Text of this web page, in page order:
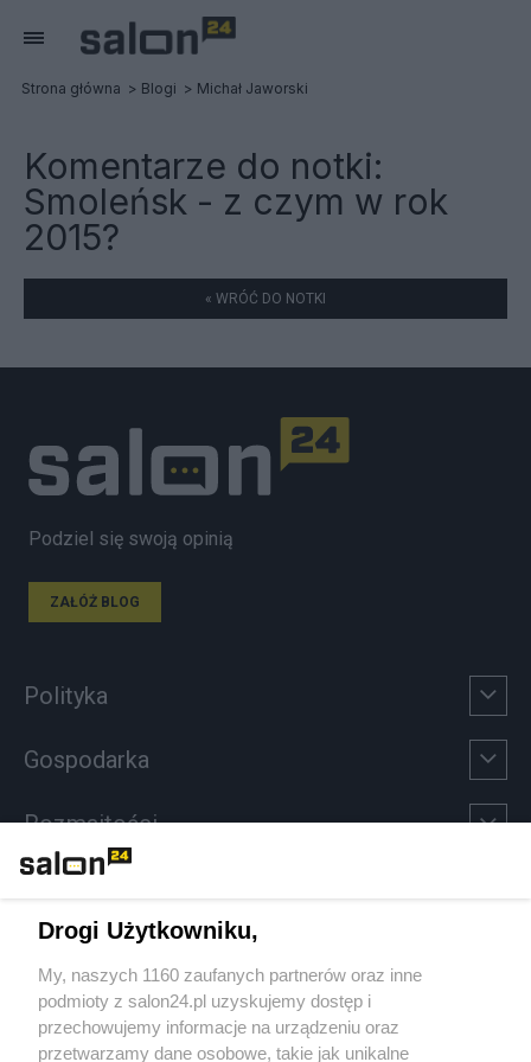
Strona główna Blogi Michał Jaworski
Komentarze do notki:
Smoleńsk - z czym w rok
2015?
« WRÓĆ DO NOTKI
Podziel się swoją opinią
ZAŁÓŻ BLOG
Polityka
Gospodarka
Rozmaitości
Sport
Społeczeństwo
Drogi Użytkowniku,
My, naszych 1160 zaufanych partnerów oraz inne
podmioty z salon24.pl uzyskujemy dostęp i
przechowujemy informacje na urządzeniu oraz
przetwarzamy dane osobowe, takie jak unikalne